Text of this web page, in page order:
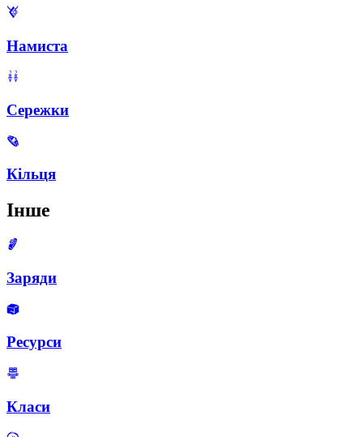
Намиста
Сережки
Кільця
Інше
Заряди
Ресурси
Класи